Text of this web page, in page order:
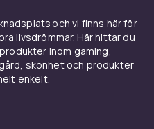
miljöer och
där inget är vad det
oväntade
jakt på sanningen
klassiska
har vi
och vi finns här för
livsdrömmar. Här hittar du
inom gaming,
skönhet och produkter
enkelt.